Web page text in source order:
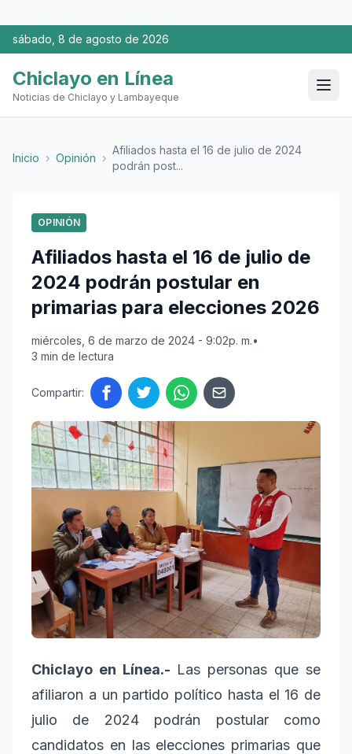
sábado, 8 de agosto de 2026
Chiclayo en Línea
Noticias de Chiclayo y Lambayeque
Inicio › Opinión ›
Afiliados hasta el 16 de julio de 2024
podrán post...
OPINIÓN
Afiliados hasta el 16 de julio de
2024 podrán postular en
primarias para elecciones 2026
miércoles, 6 de marzo de 2024 - 9:02p. m.•
3 min de lectura
Compartir:
Chiclayo en Línea.- Las personas que se
afiliaron a un partido político hasta el 16 de
julio de 2024 podrán postular como
candidatos en las elecciones primarias que